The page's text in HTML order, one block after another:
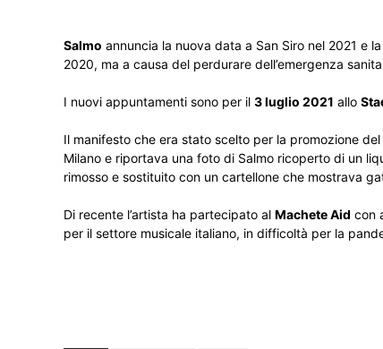
Salmo annuncia la nuova data a San Siro nel 2021 e
2020, ma a causa del perdurare dell’emergenza
I nuovi appuntamenti sono per il 3 luglio 2021 allo
Il manifesto che era stato scelto per la promozione
Milano e riportava una foto di Salmo ricoperto di un
rimosso e sostituito con un cartellone che mostrava
Di recente l’artista ha partecipato al Machete Aid con
per il settore musicale italiano, in difficoltà per la